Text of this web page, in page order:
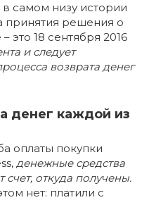
самом низу истории
принятия решения о
это 18 сентября 2016
и следует
возврата денег
денег каждой из
оплаты покупки
денежные средства
счет, откуда получены.
нет: платили с